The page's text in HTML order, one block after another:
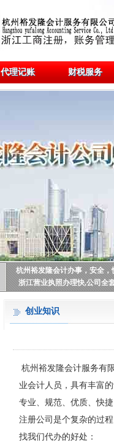
代理记账 财税服务
杭州裕发隆会计办事，安全，
浙江营业执照办理快,公司全
创业知识
杭州裕发隆会计服务有
业会计人员，具有丰富
专业、规范、优质、快
注册公司是个复杂的过
找我们代办的好处：